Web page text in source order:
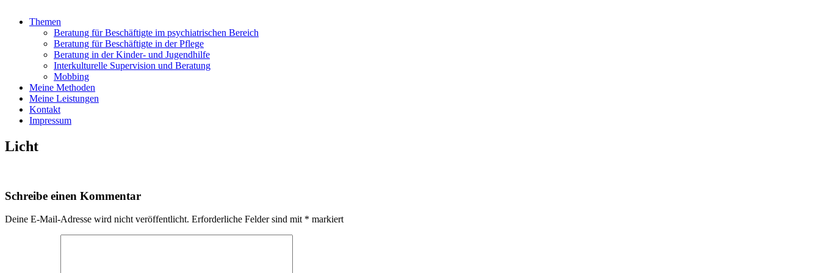
Themen
Beratung für Beschäftigte im psychiatrischen Bereich
Beratung für Beschäftigte in der Pflege
Beratung in der Kinder- und Jugendhilfe
Interkulturelle Supervision und Beratung
Mobbing
Meine Methoden
Meine Leistungen
Kontakt
Impressum
Licht
Schreibe einen Kommentar
Deine E-Mail-Adresse wird nicht veröffentlicht. Erforderliche Felder sind mit * markiert